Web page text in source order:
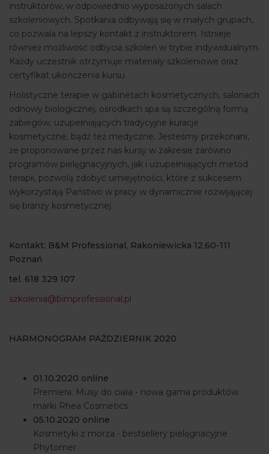
instruktorów, w odpowiednio wyposażonych salach
szkoleniowych. Spotkania odbywają się w małych grupach,
co pozwala na lepszy kontakt z instruktorem. Istnieje
również możliwość odbycia szkoleń w trybie indywidualnym.
Każdy uczestnik otrzymuje materiały szkoleniowe oraz
certyfikat ukończenia kursu.
Holistyczne terapie w gabinetach kosmetycznych, salonach
odnowy biologicznej, ośrodkach spa są szczególną formą
zabiegów, uzupełniających tradycyjne kuracje
kosmetyczne, bądź też medyczne. Jesteśmy przekonani,
że proponowane przez nas kursy w zakresie zarówno
programów pielęgnacyjnych, jak i uzupełniających metod
terapii, pozwolą zdobyć umiejętności, które z sukcesem
wykorzystają Państwo w pracy w dynamicznie rozwijającej
się branży kosmetycznej.
Kontakt: B&M Professional, Rakoniewicka 12,60-111
Poznań
tel. 618 329 107
szkolenia@bimprofessional.pl
HARMONOGRAM PAŹDZIERNIK 2020
01.10.2020 online
Premiera: Musy do ciała - nowa gama produktów
marki Rhea Cosmetics
05.10.2020 online
Kosmetyki z morza - bestsellery pielęgnacyjne
Phytomer